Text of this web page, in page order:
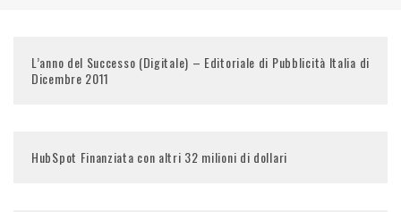
L’anno del Successo (Digitale) – Editoriale di Pubblicità Italia di
Dicembre 2011
HubSpot Finanziata con altri 32 milioni di dollari